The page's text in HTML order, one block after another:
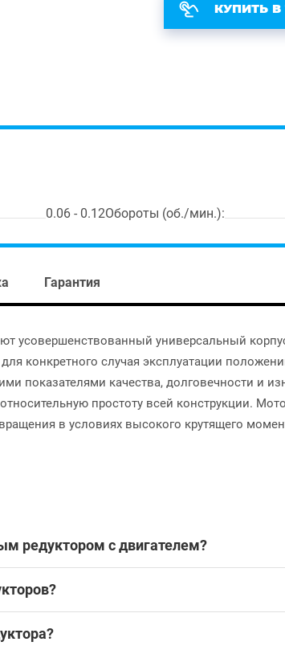
КУПИТЬ В
0.06 - 0.12Обороты (об./мин.):
Гарантия
усовершенствованный универсальный
конкретного случая эксплуатации
показателями качества, долговечности и
простоту всей конструкции.
в условиях высокого крутящего
редуктором с двигателем?